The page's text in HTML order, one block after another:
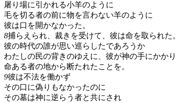
屠り場に引かれる小羊のように
毛を切る者の前に物を言わない羊のように
彼は口を開かなかった。
8捕らえられ、裁きを受けて、彼は命を取られた。
彼の時代の誰が思い巡らしたであろうか
わたしの民の背きのゆえに、彼が神の手にかかり
命ある者の地から断たれたことを。
9彼は不法を働かず
その口に偽りもなかったのに
その墓は神に逆らう者と共にされ